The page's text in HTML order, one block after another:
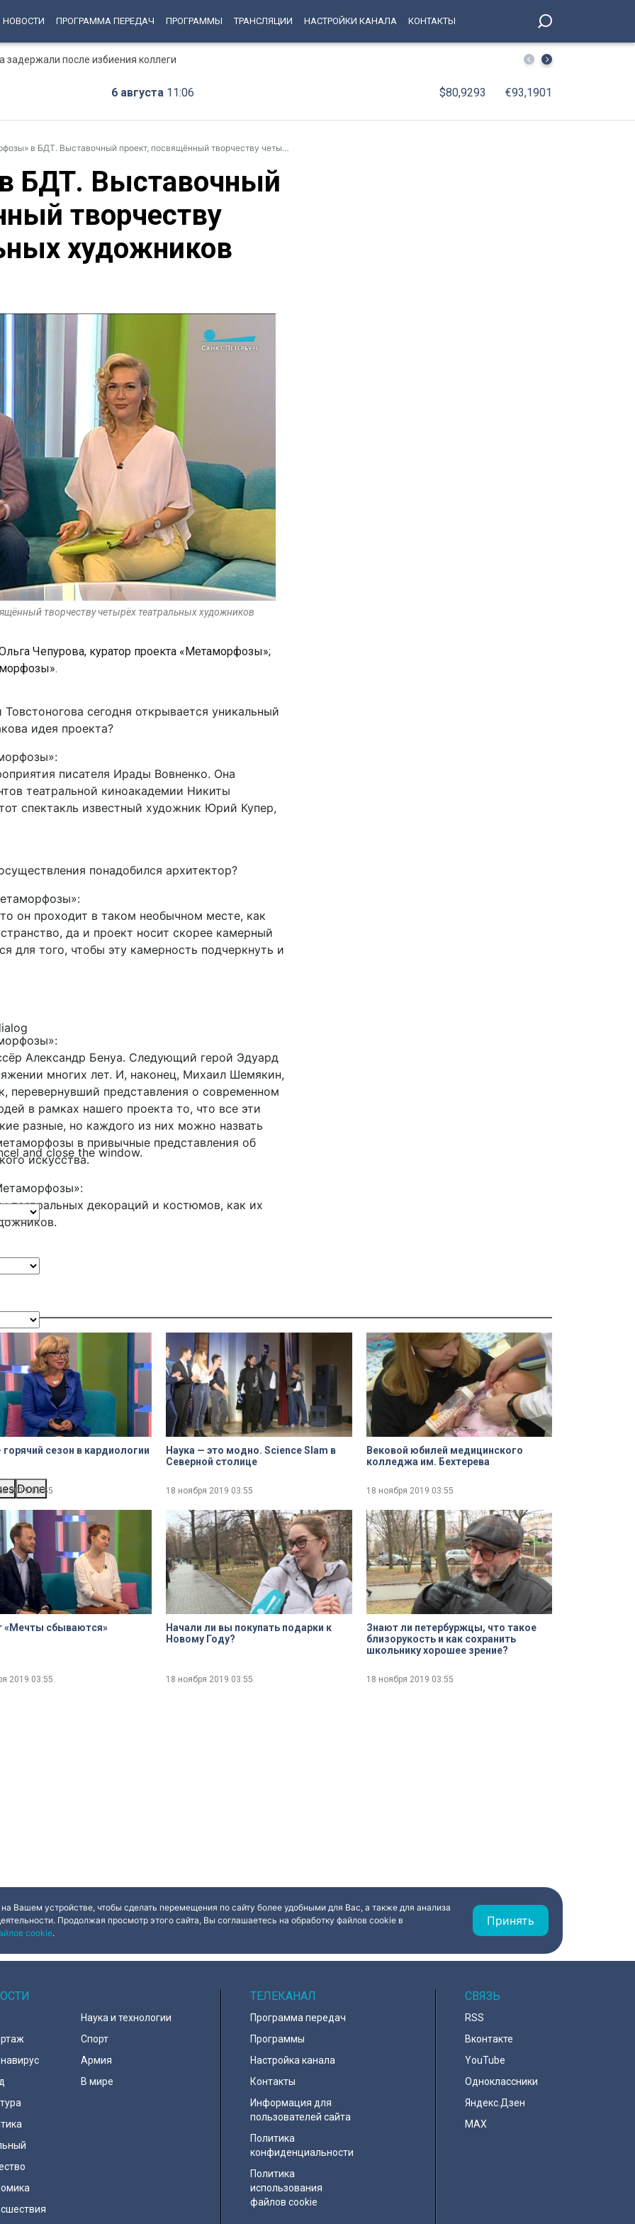
НОВОСТИ ПРОГРАММА ПЕРЕДАЧ ПРОГРАММЫ ТРАНСЛЯЦИИ НАСТРОЙКИ КАНАЛА КОНТАКТЫ
задержали после избиения коллеги Жара и отмена лекарств едва не привели к ампутации
6 августа 11:06 $80,9293 €93,1901
в БДТ. Выставочный проект, посвящённый творчеству четырёх театральных художников
БДТ. Выставочный
творчеству
художников
and close the window.
Done
творчеству четырёх театральных художников
Чепурова, куратор проекта «Метаморфозы»;
сегодня открывается уникальный
идея проекта?
писателя Ирады Вовненко. Она
театральной киноакадемии Никиты
спектакль известный художник Юрий Купер,
понадобился архитектор?
он проходит в таком необычном месте, как
да и проект носит скорее камерный
для того, чтобы эту камерность подчеркнуть и
Александр Бенуа. Следующий герой Эдуард
многих лет. И, наконец, Михаил Шемякин,
перевернувший представления о современном
в рамках нашего проекта то, что все эти
разные, но каждого из них можно назвать
в привычные представления об
искусства.
театральных декораций и костюмов, как их
сезон в кардиологии
201903:55
Наука — это модно. Science Slam в
Северной столице
18 ноября 2019 03:55
Вековой юбилей медицинского
колледжа им. Бехтерева
18 ноября 2019 03:55
«Мечты сбываются»
2019 03:55
Начали ли вы покупать подарки к
Новому Году?
18 ноября 2019 03:55
Знают ли петербуржцы, что такое
близорукость и как сохранить
школьнику хорошее зрение?
18 ноября 2019 03:55
Вашем устройстве, чтобы сделать перемещения по сайту более удобными для Вас, а также для анализа
Продолжая просмотр этого сайта, Вы соглашаетесь на обработку файлов cookie в
cookie.
Принять
Наука и технологии
Спорт
Армия
В мире
ТЕЛЕКАНАЛ
Программа передач
Программы
Настройка канала
Контакты
Информация для
пользователей сайта
Политика
конфиденциальности
Политика
использования
файлов cookie
СВЯЗЬ
RSS
Вконтакте
YouTube
Одноклассники
Яндекс.Дзен
MAX